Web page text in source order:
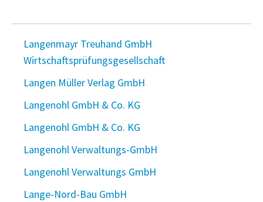
Langenmayr Treuhand GmbH
Wirtschaftsprüfungsgesellschaft
Langen Müller Verlag GmbH
Langenohl GmbH & Co. KG
Langenohl GmbH & Co. KG
Langenohl Verwaltungs-GmbH
Langenohl Verwaltungs GmbH
Lange-Nord-Bau GmbH